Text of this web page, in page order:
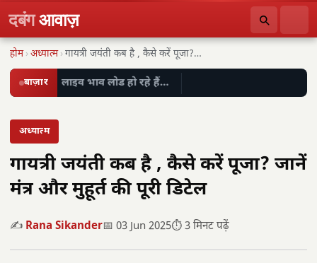
दबंगआवाज़
होम ›अध्यात्म ›गायत्री जयंती कब है , कैसे करें पूजा?…
बाज़ार लाइव भाव लोड हो रहे हैं…
अध्यात्म
गायत्री जयंती कब है , कैसे करें पूजा? जानें
मंत्र और मुहूर्त की पूरी डिटेल
✍️ Rana Sikander📅 03 Jun 2025⏱️ 3 मिनट पढ़ें